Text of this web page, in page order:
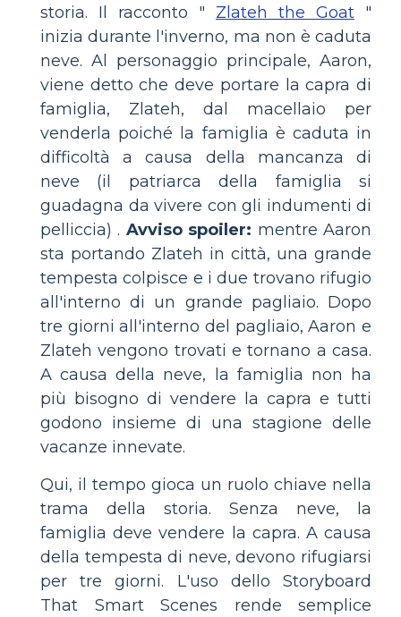
storia. Il racconto " Zlateh the Goat "
inizia durante l'inverno, ma non è caduta
neve. Al personaggio principale, Aaron,
viene detto che deve portare la capra di
famiglia, Zlateh, dal macellaio per
venderla poiché la famiglia è caduta in
difficoltà a causa della mancanza di
neve (il patriarca della famiglia si
guadagna da vivere con gli indumenti di
pelliccia) . Avviso spoiler: mentre Aaron
sta portando Zlateh in città, una grande
tempesta colpisce e i due trovano rifugio
all'interno di un grande pagliaio. Dopo
tre giorni all'interno del pagliaio, Aaron e
Zlateh vengono trovati e tornano a casa.
A causa della neve, la famiglia non ha
più bisogno di vendere la capra e tutti
godono insieme di una stagione delle
vacanze innevate.
Qui, il tempo gioca un ruolo chiave nella
trama della storia. Senza neve, la
famiglia deve vendere la capra. A causa
della tempesta di neve, devono rifugiarsi
per tre giorni. L'uso dello Storyboard
That Smart Scenes rende semplice